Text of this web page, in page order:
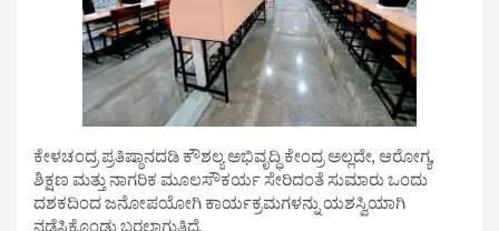
ಕೇಳಚಂದ್ರ ಪ್ರತಿಷ್ಠಾನದಡಿ ಕೌಶಲ್ಯ ಅಭಿವೃದ್ಧಿ ಕೇಂದ್ರ ಅಲ್ಲದೇ, ಆರೋಗ್ಯ,
ಶಿಕ್ಷಣ ಮತ್ತು ನಾಗರಿಕ ಮೂಲಸೌಕರ್ಯ ಸೇರಿದಂತೆ ಸುಮಾರು ಒಂದು
ದಶಕದಿಂದ ಜನೋಪಯೋಗಿ ಕಾರ್ಯಕ್ರಮಗಳನ್ನು ಯಶಸ್ವಿಯಾಗಿ